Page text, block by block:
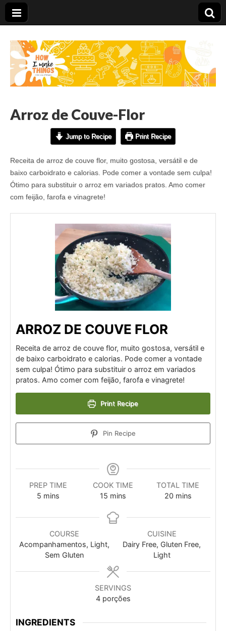
Carolina Stefano
Arroz de Couve-Flor
Jump to Recipe Print Recipe
Receita de arroz de couve flor, muito gostosa, versátil e de
baixo carboidrato e calorias. Pode comer a vontade sem culpa!
Ótimo para substituir o arroz em variados pratos. Amo comer
com feijão, farofa e vinagrete!
ARROZ DE COUVE FLOR
Receita de arroz de couve flor, muito gostosa, versátil e
de baixo carboidrato e calorias. Pode comer a vontade
sem culpa! Ótimo para substituir o arroz em variados
pratos. Amo comer com feijão, farofa e vinagrete!
Print Recipe
Pin Recipe
PREP TIME
5minutes
mins
COOK TIME
15 minutes
mins
TOTAL TIME
20minutes
mins
COURSE
Acompanhamentos, Light,
Sem Gluten
CUISINE
Dairy Free, Gluten Free,
Light
SERVINGS
4 porções
INGREDIENTS